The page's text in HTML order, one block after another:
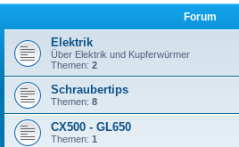
Forum
Elektrik
Über Elektrik und Kupferwürmer
Themen: 2
Schraubertips
Themen: 8
CX500 - GL650
Themen: 1